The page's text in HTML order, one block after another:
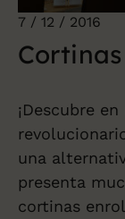
7 / 12 / 2016
¡Descubre
una
presenta
cortinas